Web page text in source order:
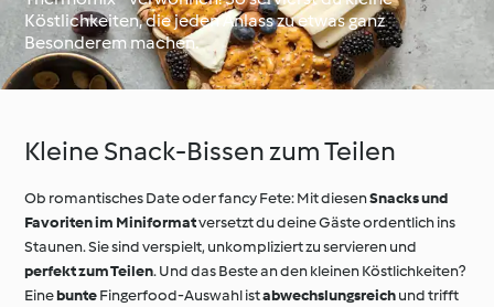
Unterwegs mit
Thermomix®
Thermomix®
Kochschule
Köstlichkeiten, die jeden Anlass zu etwas ganz
Besonderem machen.
Kleine Snack-Bissen zum Teilen
Ob romantisches Date oder fancy Fete: Mit diesenSnacks und
Favoriten im Miniformatversetzt du deine Gäste ordentlich ins
Staunen. Sie sind verspielt, unkompliziert zu servieren und
perfekt zum Teilen. Und das Beste an den kleinen Köstlichkeiten?
EinebunteFingerfood-Auswahl istabwechslungsreichund trifft